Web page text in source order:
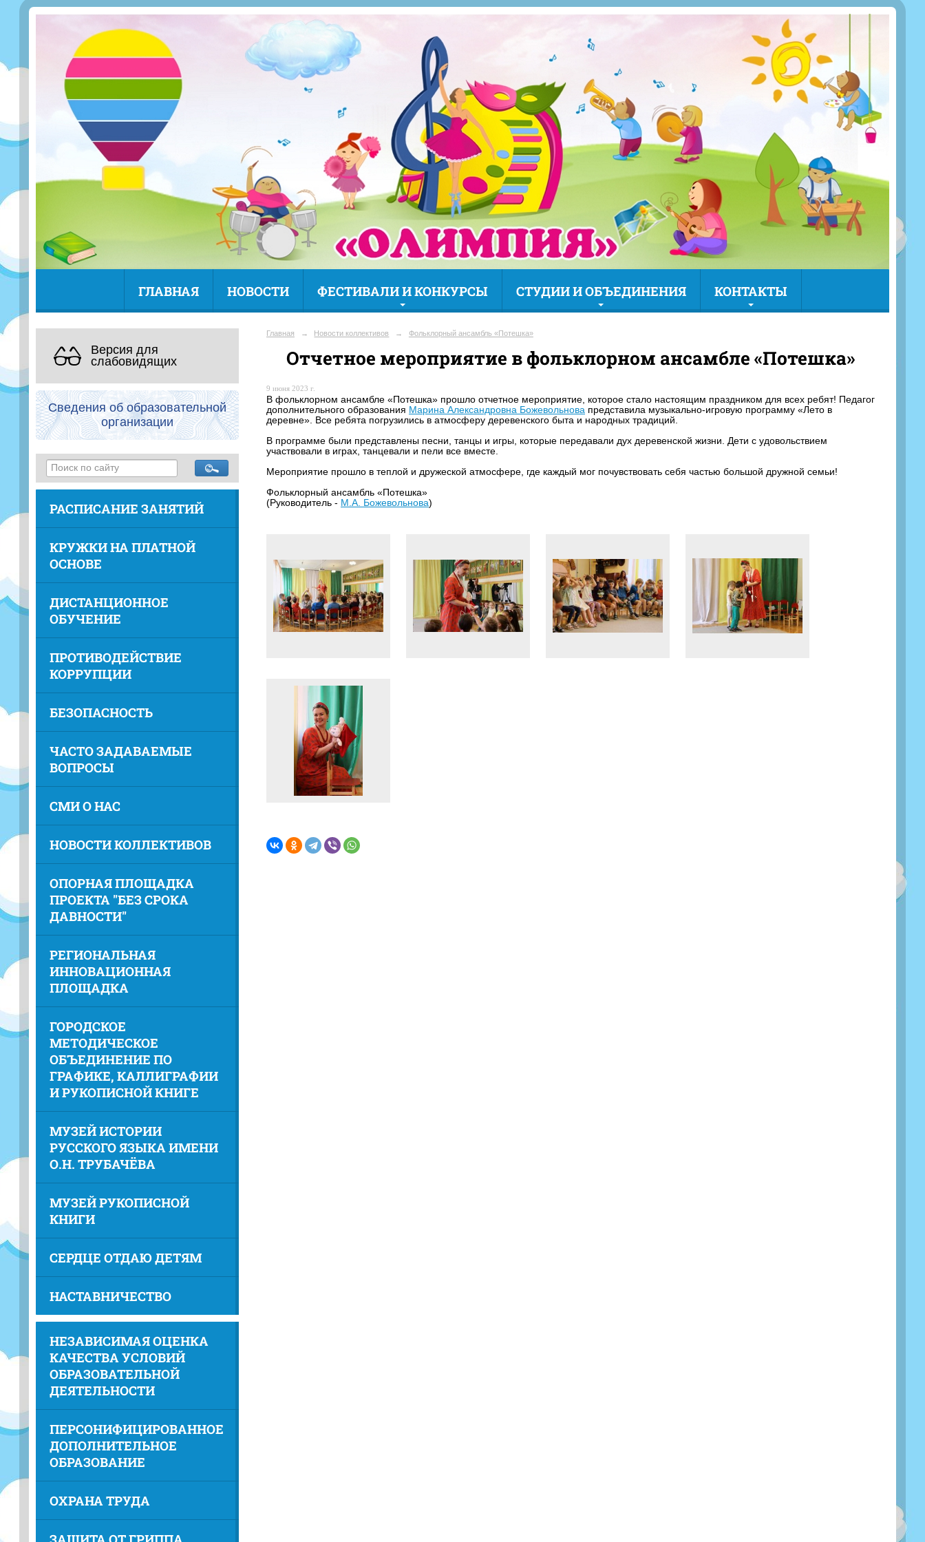
ГЛАВНАЯ НОВОСТИ ФЕСТИВАЛИ И КОНКУРСЫ СТУДИИ И ОБЪЕДИНЕНИЯ КОНТАКТЫ
Версия для
слабовидящих
Сведения об образовательной
организации
РАСПИСАНИЕ ЗАНЯТИЙ
КРУЖКИ НА ПЛАТНОЙ
ОСНОВЕ
ДИСТАНЦИОННОЕ
ОБУЧЕНИЕ
ПРОТИВОДЕЙСТВИЕ
КОРРУПЦИИ
БЕЗОПАСНОСТЬ
ЧАСТО ЗАДАВАЕМЫЕ
ВОПРОСЫ
СМИ О НАС
НОВОСТИ КОЛЛЕКТИВОВ
ОПОРНАЯ ПЛОЩАДКА
ПРОЕКТА "БЕЗ СРОКА
ДАВНОСТИ"
РЕГИОНАЛЬНАЯ
ИННОВАЦИОННАЯ
ПЛОЩАДКА
ГОРОДСКОЕ
МЕТОДИЧЕСКОЕ
ОБЪЕДИНЕНИЕ ПО
ГРАФИКЕ, КАЛЛИГРАФИИ
И РУКОПИСНОЙ КНИГЕ
МУЗЕЙ ИСТОРИИ
РУССКОГО ЯЗЫКА ИМЕНИ
О.Н. ТРУБАЧЁВА
МУЗЕЙ РУКОПИСНОЙ
КНИГИ
СЕРДЦЕ ОТДАЮ ДЕТЯМ
НАСТАВНИЧЕСТВО
НЕЗАВИСИМАЯ ОЦЕНКА
КАЧЕСТВА УСЛОВИЙ
ОБРАЗОВАТЕЛЬНОЙ
ДЕЯТЕЛЬНОСТИ
ПЕРСОНИФИЦИРОВАННОЕ
ДОПОЛНИТЕЛЬНОЕ
ОБРАЗОВАНИЕ
ОХРАНА ТРУДА
Главная → Новости коллективов → Фольклорный ансамбль «Потешка»
Отчетное мероприятие в фольклорном ансамбле «Потешка»
9 июня 2023 г.
В фольклорном ансамбле «Потешка» прошло отчетное мероприятие, которое стало настоящим праздником для всех ребят! Педагог
дополнительного образования Марина Александровна Божевольнова представила музыкально-игровую программу «Лето в
деревне». Все ребята погрузились в атмосферу деревенского быта и народных традиций.
В программе были представлены песни, танцы и игры, которые передавали дух деревенской жизни. Дети с удовольствием
участвовали в играх, танцевали и пели все вместе.
Мероприятие прошло в теплой и дружеской атмосфере, где каждый мог почувствовать себя частью большой дружной семьи!
Фольклорный ансамбль «Потешка»
(Руководитель - М.А. Божевольнова)